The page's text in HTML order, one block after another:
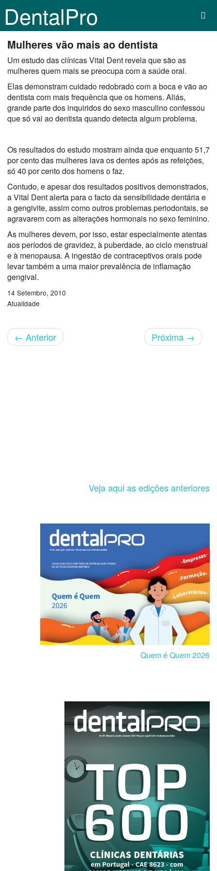
DentalPro
Mulheres vão mais ao dentista
Um estudo das clínicas Vital Dent revela que são as
mulheres quem mais se preocupa com a saúde oral.
Elas demonstram cuidado redobrado com a boca e vão ao
dentista com mais frequência que os homens. Aliás,
grande parte dos inquiridos do sexo masculino confessou
que só vai ao dentista quando detecta algum problema.
Os resultados do estudo mostram ainda que enquanto 51,7
por cento das mulheres lava os dentes após as refeições,
só 40 por cento dos homens o faz.
Contudo, e apesar dos resultados positivos demonstrados,
a Vital Dent alerta para o facto da sensibilidade dentária e
a gengivite, assim como outros problemas periodontais, se
agravarem com as alterações hormonais no sexo feminino.
As mulheres devem, por isso, estar especialmente atentas
aos períodos de gravidez, à puberdade, ao ciclo menstrual
e à menopausa. A ingestão de contraceptivos orais pode
levar também a uma maior prevalência de inflamação
gengival.
14 Setembro, 2010
Atualidade
← Anterior Próxima →
Veja aqui as edições anteriores
Quem é Quem 2026